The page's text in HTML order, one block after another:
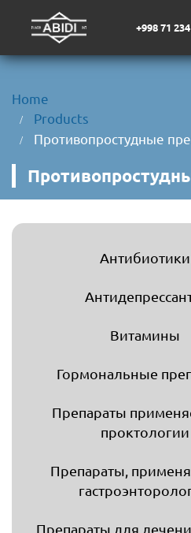
+998 71
Home
Products
Противопростудные
Антибиотики
Витамины
Гормональные
Препараты
проктологии
Препараты,
Препараты для